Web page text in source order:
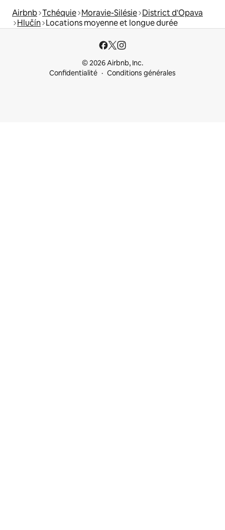
Airbnb Tchéquie Moravie-Silésie District d'Opava
Hlučín Locations moyenne et longue durée
© 2026 Airbnb, Inc.
Confidentialité
Conditions générales